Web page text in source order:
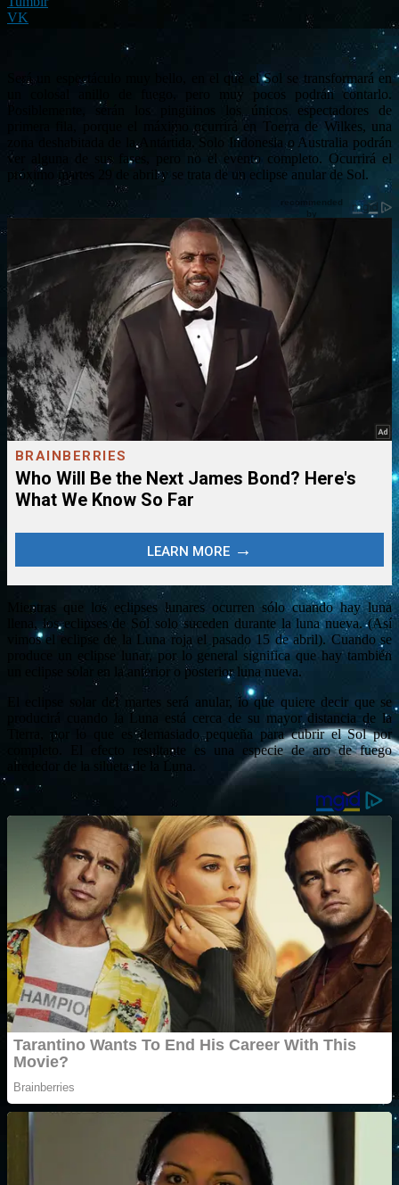
VK
Será un espectáculo muy bello, en el que el Sol se transformará en
un colosal anillo de fuego, pero muy pocos podrán contarlo.
Posiblemente, serán los pingüinos los únicos espectadores de
primera fila, porque el máximo ocurrirá en Toerra de Wilkes, una
zona deshabitada de la Antártida. Solo Indonesia o Australia podrán
ver alguna de sus fases, pero no el evento completo. Ocurrirá el
próximo martes 29 de abril y se trata de un eclipse anular de Sol.
Mientras que los eclipses lunares ocurren sólo cuando hay luna
llena, los eclipses de Sol solo suceden durante la luna nueva. (Así
vimos el eclipse de la Luna roja el pasado 15 de abril). Cuando se
produce un eclipse lunar, por lo general significa que hay también
un eclipse solar en la anterior o posterior luna nueva.
El eclipse solar del martes será anular, lo que quiere decir que se
producirá cuando la Luna está cerca de su mayor distancia de la
Tierra, por lo que es demasiado pequeña para cubrir el Sol por
completo. El efecto resultante es una especie de aro de fuego
alrededor de la silueta de la Luna.